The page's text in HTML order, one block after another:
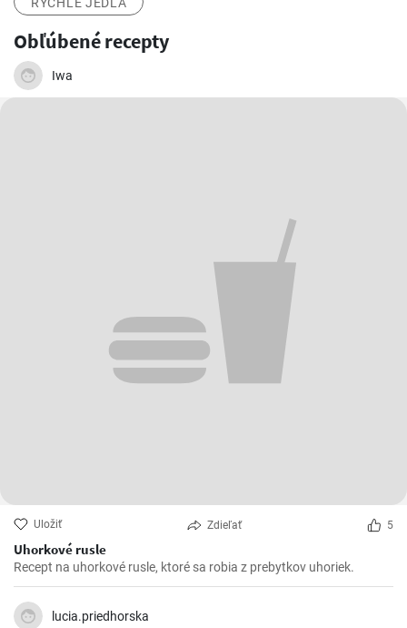
Obľúbené recepty
Iwa
Uložiť Zdieľať 5
Uhorkové rusle
Recept na uhorkové rusle, ktoré sa robia z prebytkov uhoriek.
lucia.priedhorska